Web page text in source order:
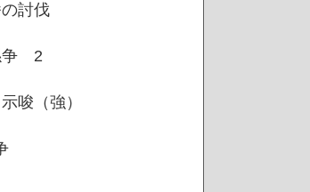
討伐
2
（強）